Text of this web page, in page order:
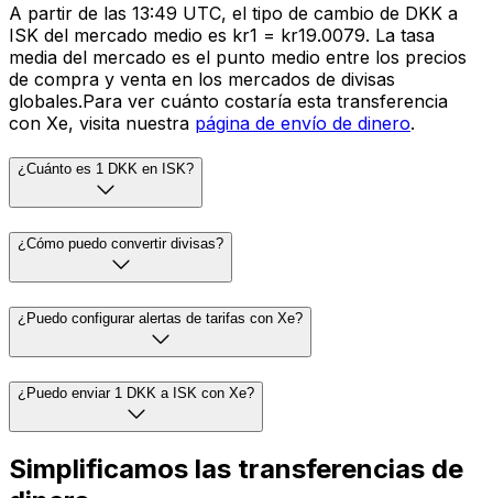
A partir de las 13:49 UTC, el tipo de cambio de DKK a
ISK del mercado medio es kr1 = kr19.0079. La tasa
media del mercado es el punto medio entre los precios
de compra y venta en los mercados de divisas
globales.Para ver cuánto costaría esta transferencia
con Xe, visita nuestra página de envío de dinero.
¿Cuánto es 1 DKK en ISK?
¿Cómo puedo convertir divisas?
¿Puedo configurar alertas de tarifas con Xe?
¿Puedo enviar 1 DKK a ISK con Xe?
Simplificamos las transferencias de